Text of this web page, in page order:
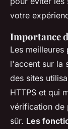
votre
Importance
Les
l'accent sur la
des sites
HTTPS et qui
vérification de
sûr. Les